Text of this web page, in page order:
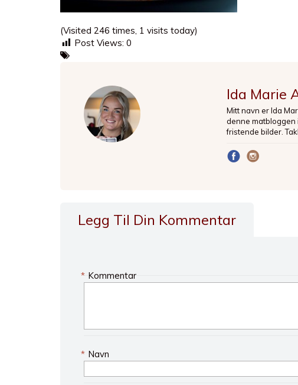
(Visited 246 times, 1 visits today)
Post Views: 0
Ida Marie
Mitt navn er Ida
denne matbloggen
fristende bilder.
Legg Til Din Kommentar
Kommentar
*
Navn
*